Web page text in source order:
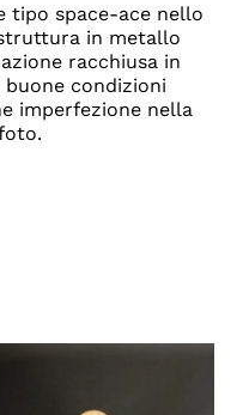
tipo space-ace nello
in metallo
racchiusa in
condizioni
imperfezione nella